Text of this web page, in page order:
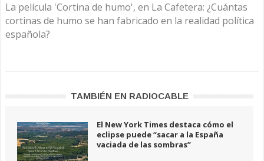
La película 'Cortina de humo', en La Cafetera: ¿Cuántas
cortinas de humo se han fabricado en la realidad política
española?
TAMBIÉN EN RADIOCABLE
El New York Times destaca cómo el
eclipse puede “sacar a la España
vaciada de las sombras”